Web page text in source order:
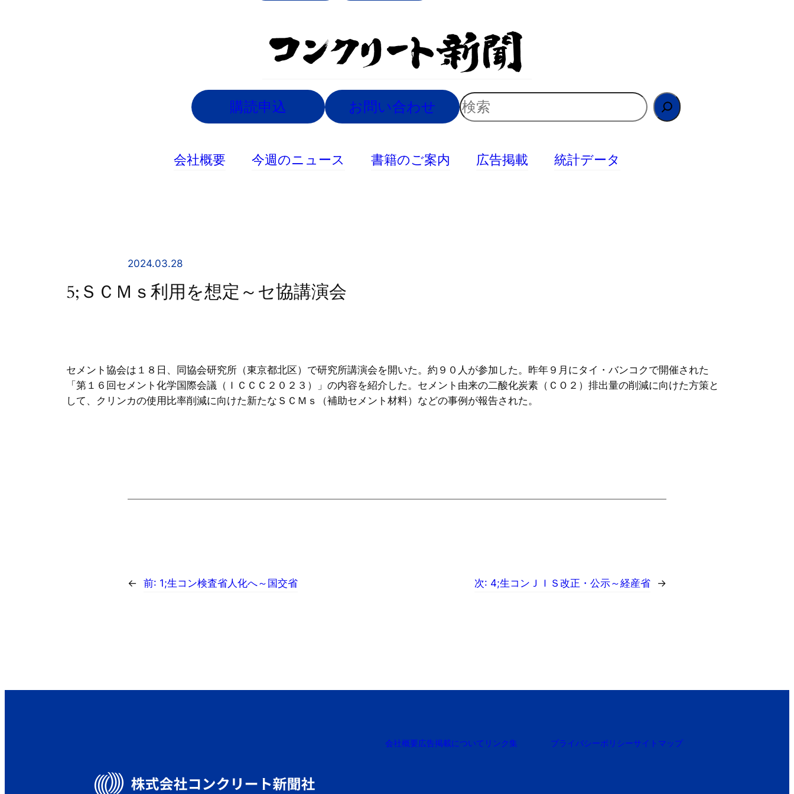
購読申込 お問い合わせ
検
索
会社概要 今週のニュース 書籍のご案内 広告掲載 統計データ
2024.03.28
5;ＳＣＭｓ利用を想定～セ協講演会
セメント協会は１８日、同協会研究所（東京都北区）で研究所講演会を開いた。約９０人が参加した。昨年９月にタイ・バンコクで開催された
「第１６回セメント化学国際会議（ＩＣＣＣ２０２３）」の内容を紹介した。セメント由来の二酸化炭素（ＣＯ２）排出量の削減に向けた方策と
して、クリンカの使用比率削減に向けた新たなＳＣＭｓ（補助セメント材料）などの事例が報告された。
← 前: 1;生コン検査省人化へ～国交省 次: 4;生コンＪＩＳ改正・公示～経産省 →
会社概要広告掲載について リンク集 プライバシーポリシーサイトマップ